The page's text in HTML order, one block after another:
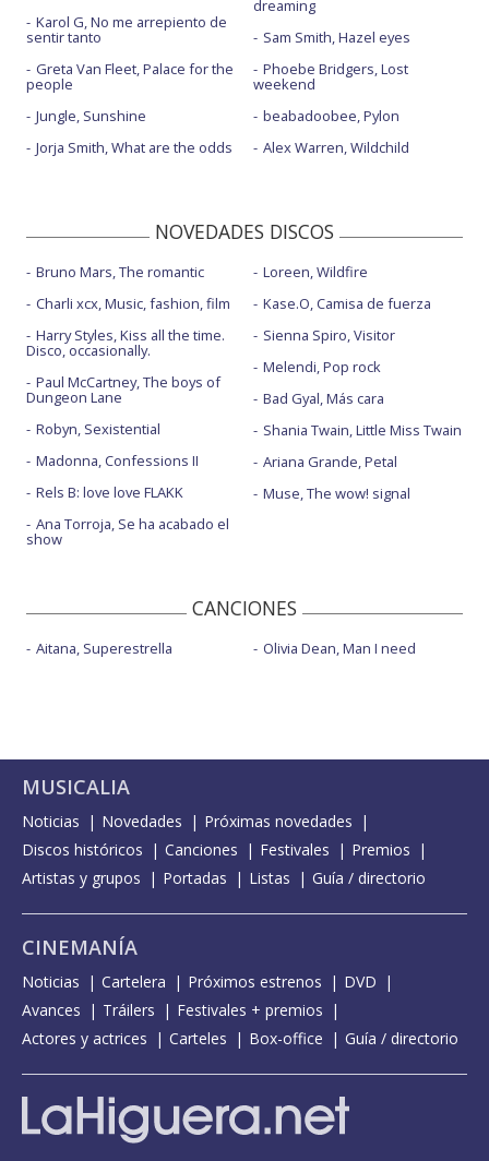
Karol G, No me arrepiento de
sentir tanto
Greta Van Fleet, Palace for the
people
Jungle, Sunshine
Jorja Smith, What are the odds
dreaming
Sam Smith, Hazel eyes
Phoebe Bridgers, Lost
weekend
beabadoobee, Pylon
Alex Warren, Wildchild
NOVEDADES DISCOS
Bruno Mars, The romantic
Charli xcx, Music, fashion, film
Harry Styles, Kiss all the time.
Disco, occasionally.
Paul McCartney, The boys of
Dungeon Lane
Robyn, Sexistential
Madonna, Confessions II
Rels B: love love FLAKK
Ana Torroja, Se ha acabado el
show
Loreen, Wildfire
Kase.O, Camisa de fuerza
Sienna Spiro, Visitor
Melendi, Pop rock
Bad Gyal, Más cara
Shania Twain, Little Miss Twain
Ariana Grande, Petal
Muse, The wow! signal
CANCIONES
Aitana, Superestrella Olivia Dean, Man I need
MUSICALIA
Noticias Novedades
Próximas novedades
Discos históricos
Canciones Festivales
Premios
Artistas y grupos
Portadas Listas Guía / directorio
CINEMANÍA
Noticias Cartelera Próximos estrenos
DVD
Avances
Tráilers
Festivales + premios
Actores y actrices
Carteles Box-office Guía / directorio